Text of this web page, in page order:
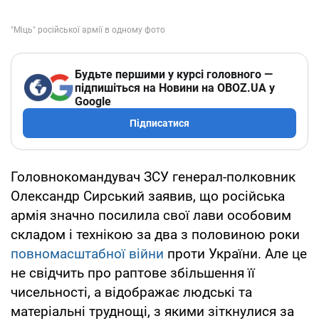
Будьте першими у курсі головного —
підпишіться на Новини на OBOZ.UA у
Google
Підписатися
Головнокомандувач ЗСУ генерал-полковник
Олександр Сирський заявив, що російська
армія значно посилила свої лави особовим
складом і технікою за два з половиною роки
повномасштабної війни проти України. Але це
не свідчить про раптове збільшення її
чисельності, а відображає людські та
матеріальні труднощі, з якими зіткнулися за